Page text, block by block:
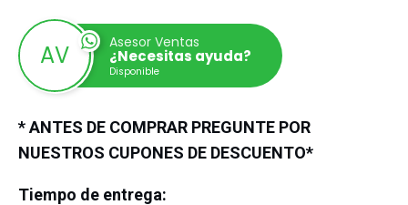
Asesor Ventas
¿Necesitas ayuda?
Disponible
* ANTES DE COMPRAR PREGUNTE POR
NUESTROS CUPONES DE DESCUENTO*
Tiempo de entrega: